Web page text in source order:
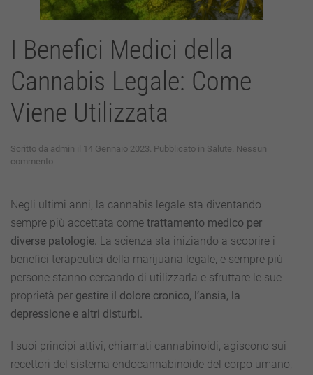
I Benefici Medici della
Cannabis Legale: Come
Viene Utilizzata
Scritto da admin il 14 Gennaio 2023. Pubblicato in Salute. Nessun
commentosu
Medici
della
Cannabis
Legale:
Viene
Utilizzata
Negli ultimi anni, la cannabis legale sta diventando
sempre più accettata come trattamento medico per
diverse patologie. La scienza sta iniziando a scoprire i
benefici terapeutici della marijuana legale, e sempre più
persone stanno cercando di utilizzarla e sfruttare le sue
proprietà per gestire il dolore cronico, l’ansia, la
depressione e altri disturbi.
I suoi principi attivi, chiamati cannabinoidi, agiscono sui
recettori del sistema endocannabinoide del corpo umano,